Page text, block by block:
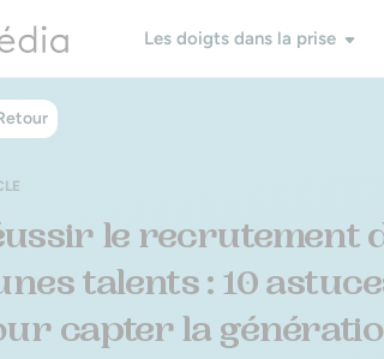
Les doigts dans la prise
le recrutement
talents : 10
capter la